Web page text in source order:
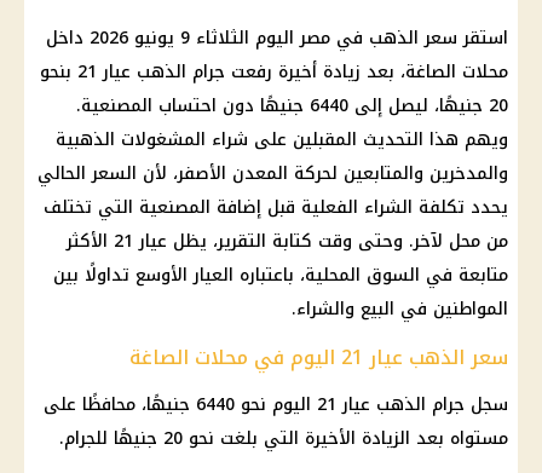
استقر سعر الذهب في مصر اليوم الثلاثاء 9 يونيو 2026 داخل
محلات الصاغة، بعد زيادة أخيرة رفعت جرام الذهب عيار 21 بنحو
20 جنيهًا، ليصل إلى 6440 جنيهًا دون احتساب المصنعية.
ويهم هذا التحديث المقبلين على شراء المشغولات الذهبية
والمدخرين والمتابعين لحركة المعدن الأصفر، لأن السعر الحالي
يحدد تكلفة الشراء الفعلية قبل إضافة المصنعية التي تختلف
من محل لآخر. وحتى وقت كتابة التقرير، يظل عيار 21 الأكثر
متابعة في السوق المحلية، باعتباره العيار الأوسع تداولًا بين
المواطنين في البيع والشراء.
سعر الذهب عيار 21 اليوم في محلات الصاغة
سجل جرام الذهب عيار 21
اليوم نحو 6440 جنيهًا، محافظًا على
مستواه بعد الزيادة الأخيرة التي بلغت نحو 20 جنيهًا للجرام.